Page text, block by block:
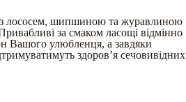
з лососем, шипшиною та журавлиною
за смаком ласощі відмінно
Вашого улюбленця, а завдяки
здоров’я сечовивідних